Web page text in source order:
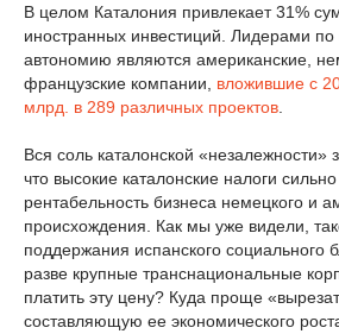
В целом Каталония привлекает 31%
иностранных инвестиций. Лидерами
автономию являются американские,
французские компании, вложившие с
млрд. в 289 различных проектов
Вся соль каталонской «незалежности»
что высокие каталонские налоги
рентабельность бизнеса немецкого и
происхождения. Как мы уже видели,
поддержания испанского социального
разве крупные транснациональные
платить эту цену? Куда проще
составляющую ее экономического